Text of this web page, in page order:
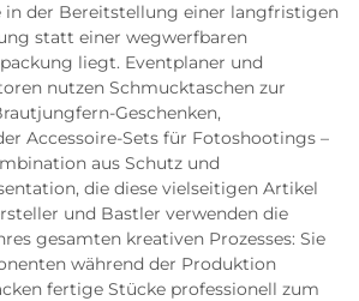
in der Bereitstellung einer langfristigen
statt einer wegwerfbaren
liegt. Eventplaner und
nutzen Schmucktaschen zur
Geschenken,
Accessoire-Sets für Fotoshootings –
aus Schutz und
die diese vielseitigen Artikel
und Bastler verwenden die
gesamten kreativen Prozesses: Sie
während der Produktion
fertige Stücke professionell zum